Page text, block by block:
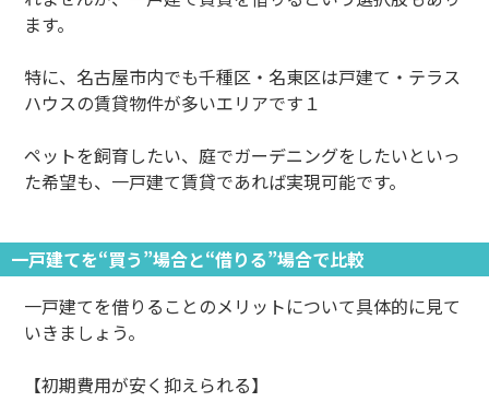
ます。
特に、名古屋市内でも千種区・名東区は戸建て・テラス
ハウスの賃貸物件が多いエリアです１
ペットを飼育したい、庭でガーデニングをしたいといっ
た希望も、一戸建て賃貸であれば実現可能です。
一戸建てを“買う”場合と“借りる”場合で比較
一戸建てを借りることのメリットについて具体的に見て
いきましょう。
【初期費用が安く抑えられる】